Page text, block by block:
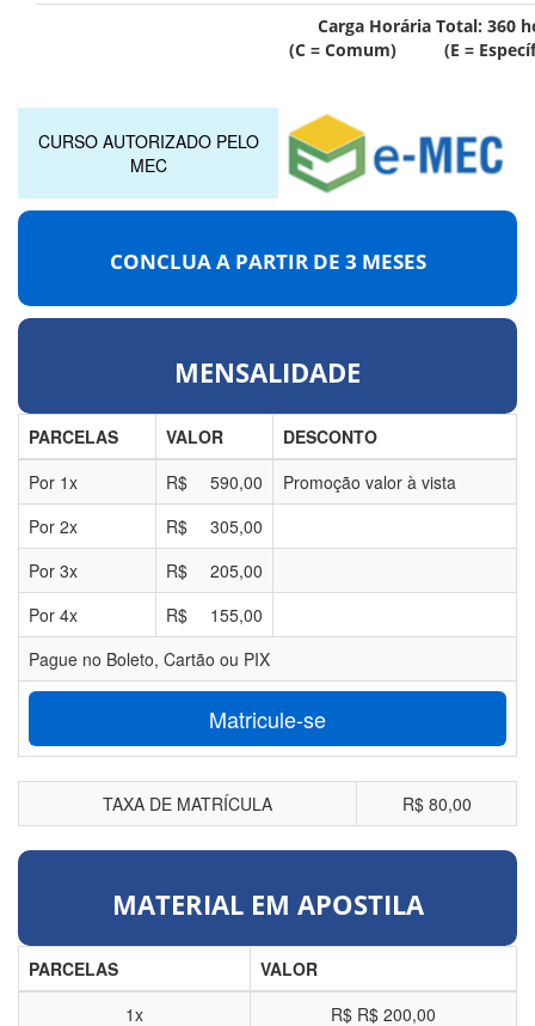
Carga Horária Total: 360
(C = Comum) (E =
CURSO AUTORIZADO PELO
MEC
CONCLUA A PARTIR DE 3 MESES
MENSALIDADE
PARCELAS VALOR
DESCONTO
Por 1x R$ 590,00
Promoção valor à vista
Por 2x R$
305,00
Por 3x R$
205,00
Por 4x R$
155,00
Pague no Boleto, Cartão ou PIX
Matricule-se
TAXA DE MATRÍCULA R$ 80,00
MATERIAL EM APOSTILA
PARCELAS
VALOR
1x
R$ R$ 200,00